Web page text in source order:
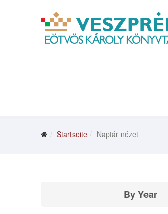
Startseite Naptár nézet
By Year